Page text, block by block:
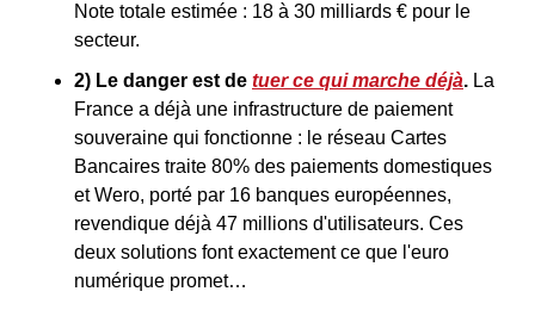
Note totale estimée : 18 à 30 milliards € pour le
secteur.
2) Le danger est de tuer ce qui marche déjà. La
France a déjà une infrastructure de paiement
souveraine qui fonctionne : le réseau Cartes
Bancaires traite 80% des paiements domestiques
et Wero, porté par 16 banques européennes,
revendique déjà 47 millions d'utilisateurs. Ces
deux solutions font exactement ce que l'euro
numérique promet…